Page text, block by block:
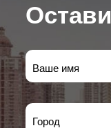
Ваше имя
Город